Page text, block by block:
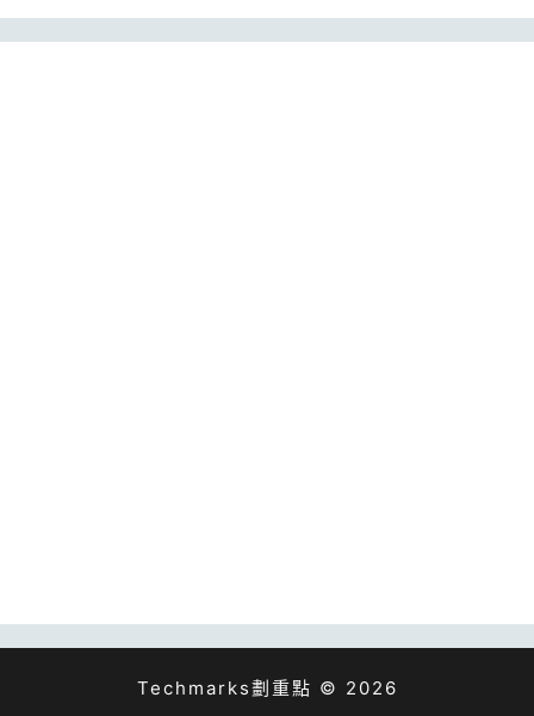
Techmarks劃重點 © 2026